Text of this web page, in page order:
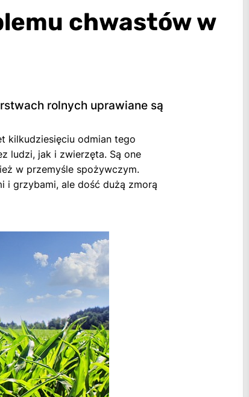
chwastów w
rolnych uprawiane są
kilkudziesięciu odmian tego
ludzi, jak i zwierzęta. Są one
w przemyśle spożywczym.
i grzybami, ale dość dużą zmorą